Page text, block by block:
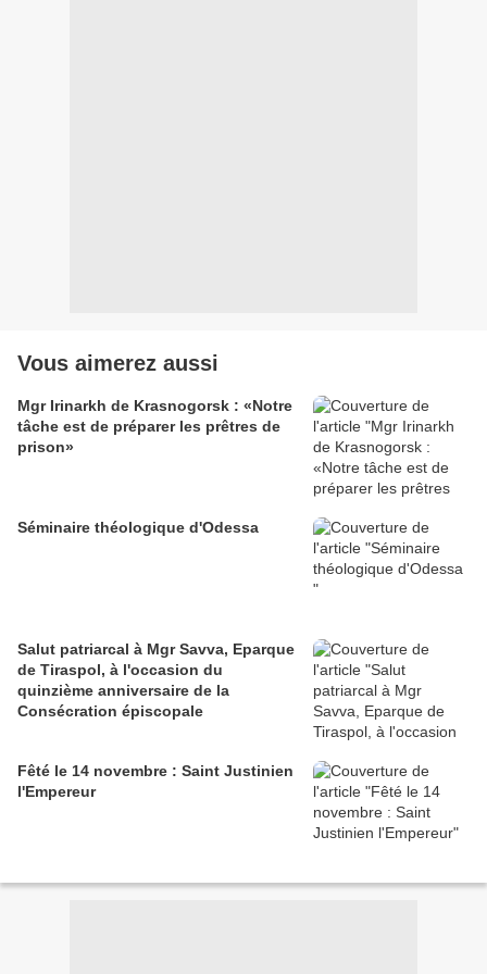
Vous aimerez aussi
Mgr Irinarkh de Krasnogorsk : «Notre
tâche est de préparer les prêtres de
prison»
Séminaire théologique d'Odessa
Salut patriarcal à Mgr Savva, Eparque
de Tiraspol, à l'occasion du
quinzième anniversaire de la
Consécration épiscopale
Fêté le 14 novembre : Saint Justinien
l'Empereur